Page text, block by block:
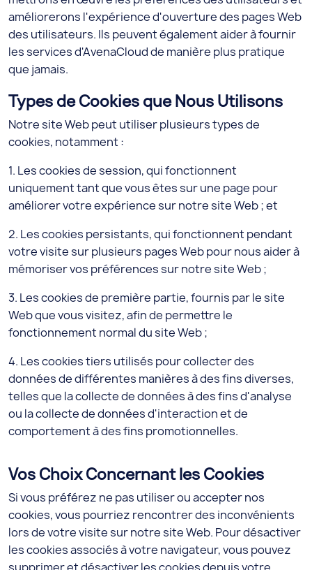
améliorerons l'expérience d'ouverture des pages Web
des utilisateurs. Ils peuvent également aider à fournir
les services d'AvenaCloud de manière plus pratique
que jamais.
Types de Cookies que Nous Utilisons
Notre site Web peut utiliser plusieurs types de
cookies, notamment :
1. Les cookies de session, qui fonctionnent
uniquement tant que vous êtes sur une page pour
améliorer votre expérience sur notre site Web ; et
2. Les cookies persistants, qui fonctionnent pendant
votre visite sur plusieurs pages Web pour nous aider à
mémoriser vos préférences sur notre site Web ;
3. Les cookies de première partie, fournis par le site
Web que vous visitez, afin de permettre le
fonctionnement normal du site Web ;
4. Les cookies tiers utilisés pour collecter des
données de différentes manières à des fins diverses,
telles que la collecte de données à des fins d'analyse
ou la collecte de données d'interaction et de
comportement à des fins promotionnelles.
Vos Choix Concernant les Cookies
Si vous préférez ne pas utiliser ou accepter nos
cookies, vous pourriez rencontrer des inconvénients
lors de votre visite sur notre site Web. Pour désactiver
les cookies associés à votre navigateur, vous pouvez